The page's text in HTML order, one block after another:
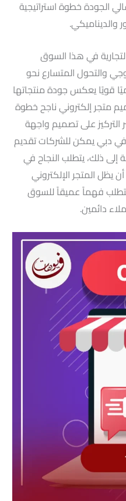
الجودة خطوة استراتيجية
في هذا السوق
والتحول المتسارع نحو
قويًا يعكس جودة منتجاتها
متجر إلكتروني ناجح خطوة
على تصميم واجهة
دبي يمكن للشركات تقديم
ذلك، يتطلب النجاح في
يظل المتجر الإلكتروني
يتطلب فهماً عميقاً للسوق
دائمين.